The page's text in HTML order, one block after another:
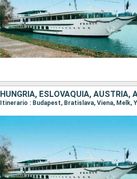
HUNGRÍA, ESLOVAQUIA, AUSTRIA,
Itinerario : Budapest, Bratislava, Viena, Melk,